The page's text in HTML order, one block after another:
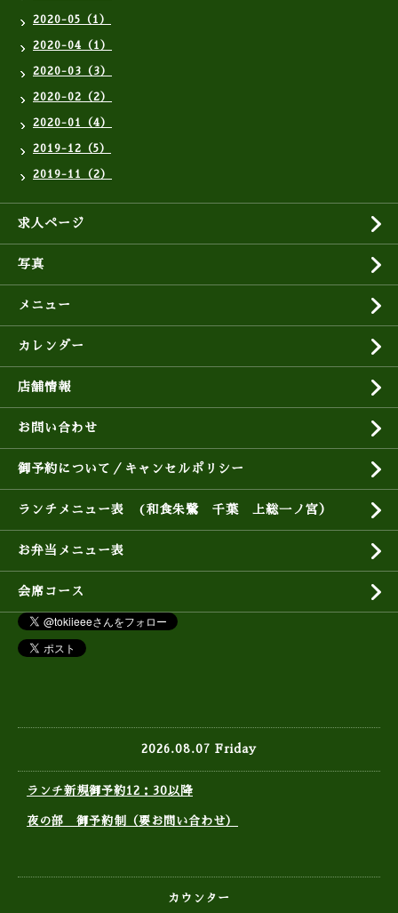
2020-05（1）
2020-04（1）
2020-03（3）
2020-02（2）
2020-01（4）
2019-12（5）
2019-11（2）
求人ページ
写真
メニュー
カレンダー
店舗情報
お問い合わせ
御予約について／キャンセルポリシー
ランチメニュー表 (和食朱鷺 千葉 上総一ノ宮）
お弁当メニュー表
会席コース
2026.08.07 Friday
ランチ新規御予約12：30以降
夜の部 御予約制（要お問い合わせ）
カウンター